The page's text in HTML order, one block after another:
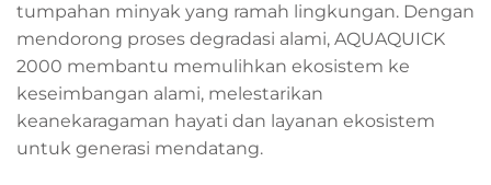
tumpahan minyak yang ramah lingkungan. Dengan
mendorong proses degradasi alami, AQUAQUICK
2000 membantu memulihkan ekosistem ke
keseimbangan alami, melestarikan
keanekaragaman hayati dan layanan ekosistem
untuk generasi mendatang.